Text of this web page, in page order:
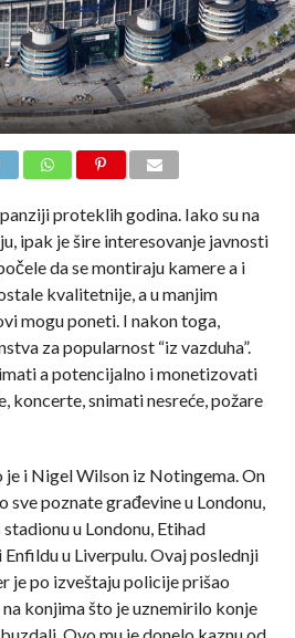
proteklih godina. Iako su na
ipak je šire interesovanje javnosti
da se montiraju kamere a i
kvalitetnije, a u manjim
mogu poneti. I nakon toga,
za popularnost “iz vazduha”.
a potencijalno i monetizovati
koncerte, snimati nesreće, požare
i Nigel Wilson iz Notingema. On
sve poznate građevine u Londonu,
u Londonu, Etihad
u Liverpulu. Ovaj poslednji
je po izveštaju policije prišao
konjima što je uznemirilo konje